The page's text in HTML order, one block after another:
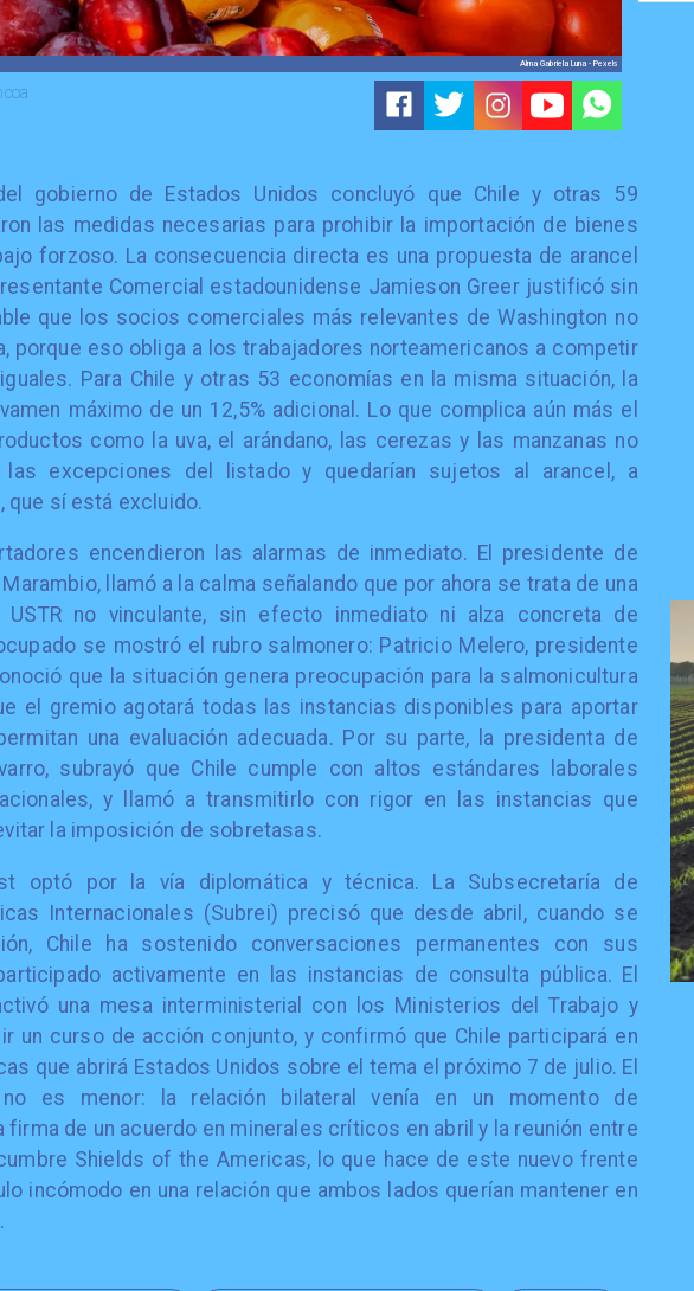
Alma Gabriela Luna - Pexels
gobierno de Estados Unidos concluyó que Chile y otras 59
las medidas necesarias para prohibir la importación de bienes
forzoso. La consecuencia directa es una propuesta de arancel
Comercial estadounidense Jamieson Greer justificó sin
que los socios comerciales más relevantes de Washington no
porque eso obliga a los trabajadores norteamericanos a competir
Para Chile y otras 53 economías en la misma situación, la
máximo de un 12,5% adicional. Lo que complica aún más el
como la uva, el arándano, las cerezas y las manzanas no
excepciones del listado y quedarían sujetos al arancel, a
que sí está excluido.
encendieron las alarmas de inmediato. El presidente de
llamó a la calma señalando que por ahora se trata de una
USTR no vinculante, sin efecto inmediato ni alza concreta de
se mostró el rubro salmonero: Patricio Melero, presidente
que la situación genera preocupación para la salmonicultura
el gremio agotará todas las instancias disponibles para aportar
una evaluación adecuada. Por su parte, la presidenta de
subrayó que Chile cumple con altos estándares laborales
y llamó a transmitirlo con rigor en las instancias que
la imposición de sobretasas.
optó por la vía diplomática y técnica. La Subsecretaría de
Internacionales (Subrei) precisó que desde abril, cuando se
Chile ha sostenido conversaciones permanentes con sus
activamente en las instancias de consulta pública. El
una mesa interministerial con los Ministerios del Trabajo y
un curso de acción conjunto, y confirmó que Chile participará en
que abrirá Estados Unidos sobre el tema el próximo 7 de julio. El
es menor: la relación bilateral venía en un momento de
de un acuerdo en minerales críticos en abril y la reunión entre
Shields of the Americas, lo que hace de este nuevo frente
incómodo en una relación que ambos lados querían mantener en